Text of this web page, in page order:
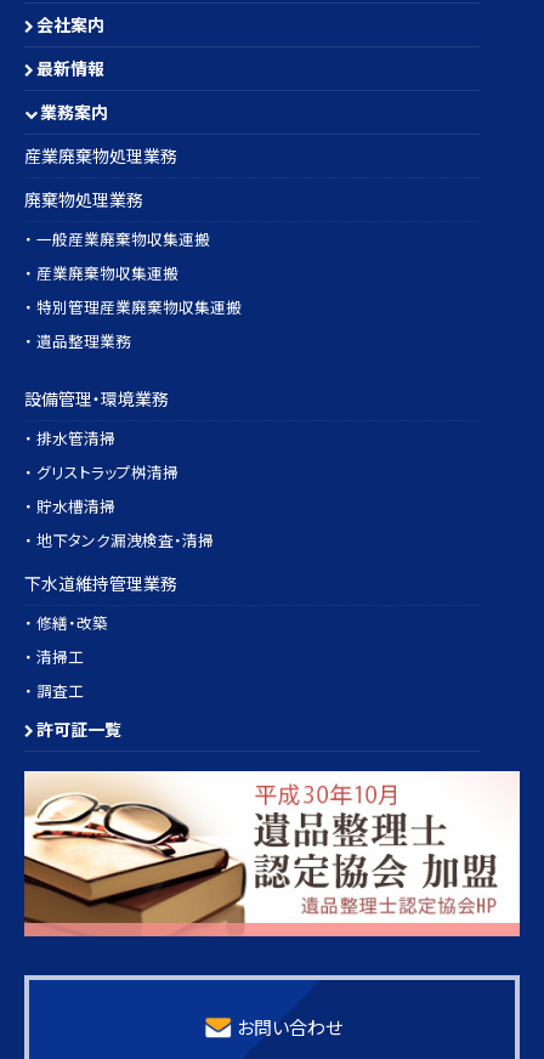
会社案内
最新情報
業務案内
産業廃棄物処理業務
廃棄物処理業務
・ 一般産業廃棄物収集運搬
・ 産業廃棄物収集運搬
・ 特別管理産業廃棄物収集運搬
・ 遺品整理業務
設備管理・環境業務
・ 排水管清掃
・ グリストラップ桝清掃
・ 貯水槽清掃
・ 地下タンク漏洩検査・清掃
下水道維持管理業務
・ 修繕・改築
・ 清掃工
・ 調査工
許可証一覧
お問い合わせ